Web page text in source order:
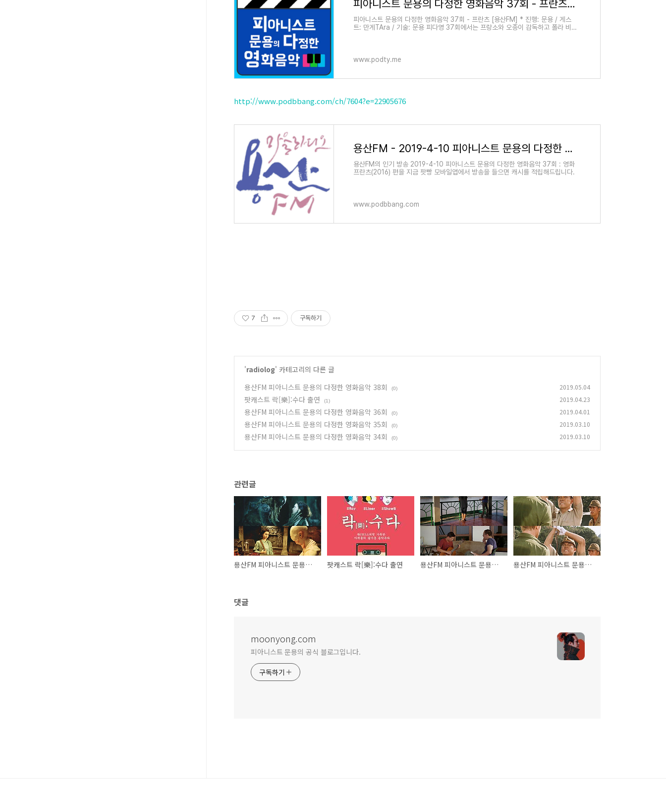
피아니스트 문용의 다정한 영화음악 37회 - 프란츠 [용산FM]
피아니스트 문용의 다정한 영화음악 37회 - 프란츠 [용산FM] * 진행: 문용 / 게스
트: 만게TAra / 기술: 문용 피다영 37회에서는 프랑소와 오종이 감독하고 폴라 비
www.podty.me
http://www.podbbang.com/ch/7604?e=22905676
용산FM - 2019-4-10 피아니스트 문용의 다정한 영화음악 37회 : 영화 프란츠(2016), 취미 : 오디오천국 팟빵
용산FM의 인기 방송 2019-4-10 피아니스트 문용의 다정한 영화음악 37회 : 영화
프란츠(2016) 편을 지금 팟빵 모바일앱에서 방송을 들으면 캐시를 적립해드립니다.
www.podbbang.com
7 구독하기
'radiolog' 카테고리의 다른 글
용산FM 피아니스트 문용의 다정한 영화음악 38회
(0) 2019.05.04
팟캐스트 락[樂]:수다 출연 (1) 2019.04.23
용산FM 피아니스트 문용의 다정한 영화음악 36회 (0) 2019.04.01
용산FM 피아니스트 문용의 다정한 영화음악 35회 (0) 2019.03.10
용산FM 피아니스트 문용의 다정한 영화음악 34회 (0) 2019.03.10
관련글
용산FM 피아니스트 문용의 다정한 영화음악 38회 팟캐스트 락[樂]:수다 출연 용산FM 피아니스트 문용의 다정한 영화음악 36회 용산FM 피아니스트 문용의 다정한 영화음악 35회
댓글
moonyong.com
피아니스트 문용의 공식 블로그입니다.
구독하기